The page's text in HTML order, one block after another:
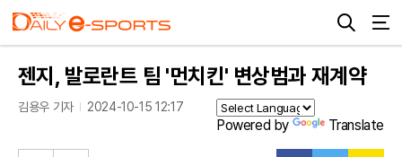
젠지, 발로란트 팀 '먼치킨' 변상범과 재계약
김용우 기자 2024-10-15 12:17
Powered by Translate